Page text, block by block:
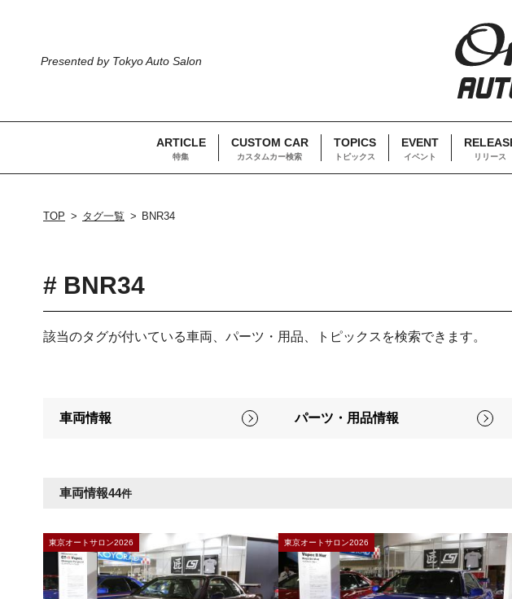
Presented by Tokyo Auto Salon
ARTICLE
特集
CUSTOM CAR
カスタムカー検索
TOPICS
トピックス
EVENT
イベント リリース
TOP タグ一覧 BNR34
# BNR34
該当のタグが付いている車両、パーツ・用品、トピックスを検索できます。
車両情報 パーツ・用品情報
車両情報44件
東京オートサロン2026 東京オートサロン2026